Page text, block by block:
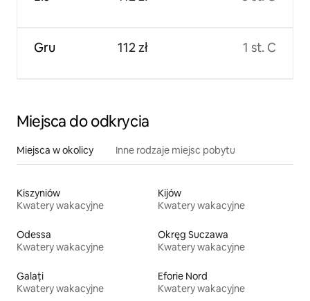
Gru 112 zł 1 st. C
Miejsca do odkrycia
Miejsca w okolicy Inne rodzaje miejsc pobytu
Kiszyniów
Kwatery wakacyjne
Kijów
Kwatery wakacyjne
Odessa
Kwatery wakacyjne
Okręg Suczawa
Kwatery wakacyjne
Galați
Kwatery wakacyjne
Eforie Nord
Kwatery wakacyjne